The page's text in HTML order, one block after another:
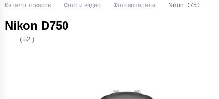
Каталог товаров Фото и видео Фотоаппараты Nikon D750
Nikon D750
( 52 )